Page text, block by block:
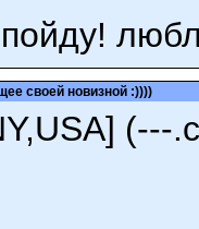
своей новизной :))))
(---